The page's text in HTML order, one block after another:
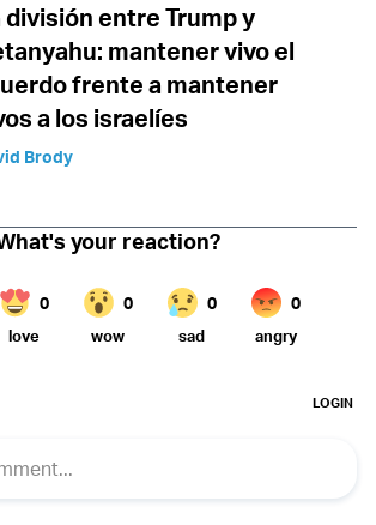
división entre Trump y
mantener vivo el
frente a mantener
a los israelíes
Brody